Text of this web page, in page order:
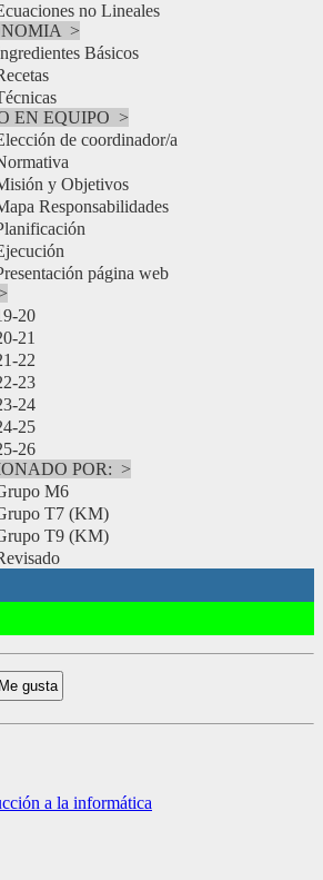
no Lineales
>
Básicos
EN EQUIPO >
de coordinador/a
y Objetivos
Responsabilidades
página web
>
20
21
22
23
24
25
26
POR: >
M6
T7 (KM)
T9 (KM)
a la informática